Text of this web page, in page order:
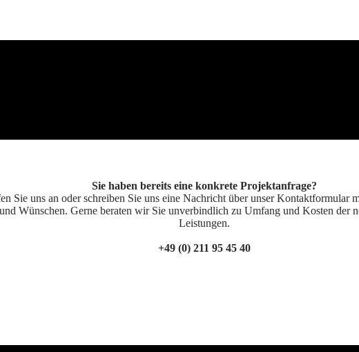
Sie haben bereits eine konkrete Projektanfrage?
Sie uns an oder schreiben Sie uns eine Nachricht über unser Kontaktformular
und Wünschen. Gerne beraten wir Sie unverbindlich zu Umfang und Kosten der
Leistungen.
+49 (0) 211 95 45 40